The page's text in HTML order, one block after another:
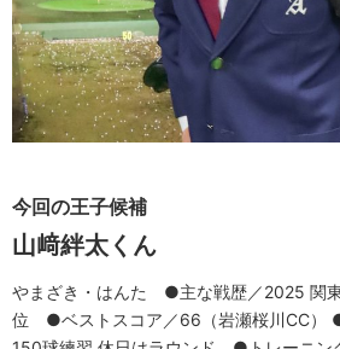
今回の王子候補
山﨑絆太くん
やまざき・はんた ●主な戦歴／2025 関
位 ●ベストスコア／66（岩瀬桜川CC） ●